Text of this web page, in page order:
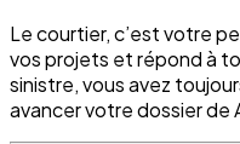
Le courtier, c’est votre
vos projets et répond à
sinistre, vous avez
avancer votre dossier de